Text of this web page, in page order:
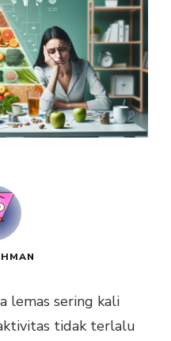
lemas sering kali
tidak terlalu